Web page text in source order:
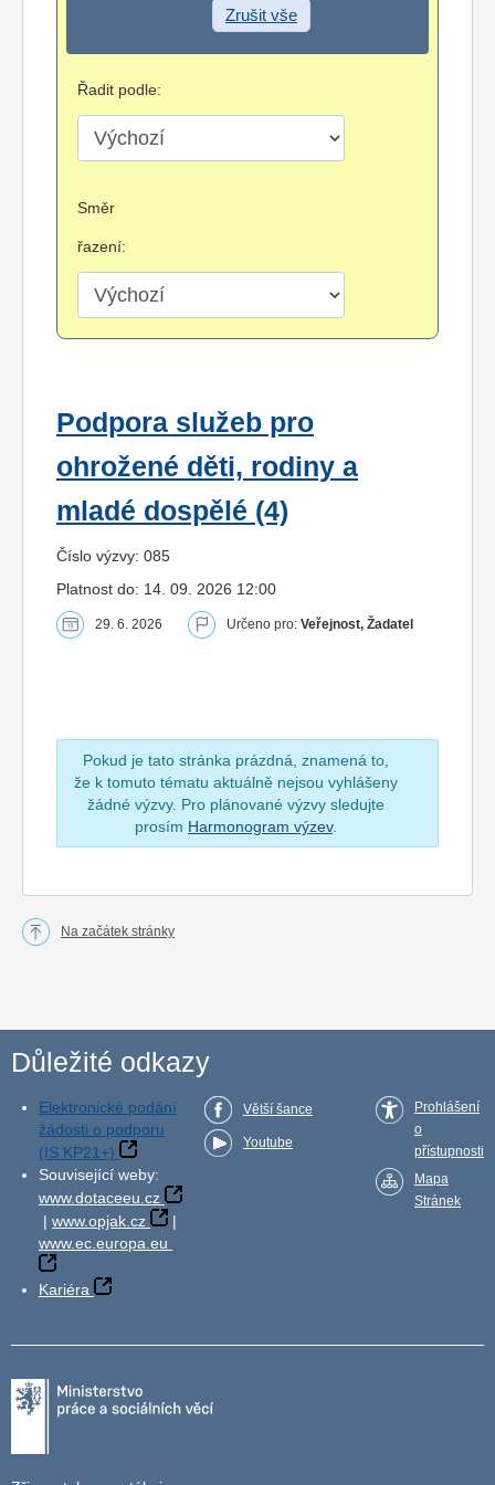
Zrušit vše
Řadit podle:
Směr
řazení:
Podpora služeb pro
ohrožené děti, rodiny a
mladé dospělé (4)
Číslo výzvy: 085
Platnost do: 14. 09. 2026 12:00
29. 6. 2026 Určeno pro: Veřejnost, Žadatel
Pokud je tato stránka prázdná, znamená to,
že k tomuto tématu aktuálně nejsou vyhlášeny
žádné výzvy. Pro plánované výzvy sledujte
prosím Harmonogram výzev.
Na začátek stránky
Důležité odkazy
Elektronické podání
žádosti o podporu
(IS KP21+)
Související weby:
www.dotaceeu.cz
| www.opjak.cz
|
www.ec.europa.eu
Kariéra
Větší šance
Youtube
Prohlášení
o
přístupnosti
Mapa
Stránek